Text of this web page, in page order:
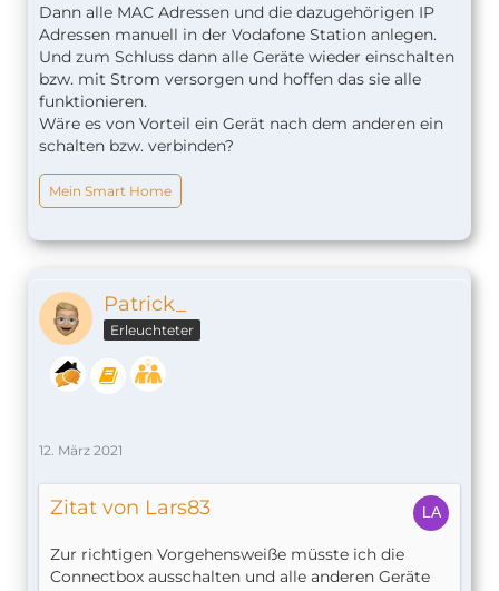
Dann alle MAC Adressen und die dazugehörigen IP
Adressen manuell in der Vodafone Station anlegen.
Und zum Schluss dann alle Geräte wieder einschalten
bzw. mit Strom versorgen und hoffen das sie alle
funktionieren.
Wäre es von Vorteil ein Gerät nach dem anderen ein
schalten bzw. verbinden?
Mein Smart Home
Patrick_
Erleuchteter
12. März 2021
Zitat von Lars83
Zur richtigen Vorgehensweiße müsste ich die
Connectbox ausschalten und alle anderen Geräte